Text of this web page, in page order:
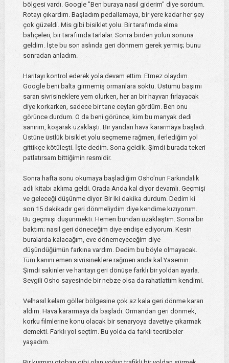
bölgesi vardı. Google "Ben buraya nasıl giderim" diye sordum.
Rotayı çıkardım. Başladım pedallamaya, bir yere kadar her şey
çok güzeldi. Mis gibi bisiklet yolu. Bir tarafımda elma
bahçeleri, bir tarafımda tarlalar. Sonra birden yolun sonuna
geldim. İşte bu son aslında geri dönmem gerek yermiş; bunu
sonradan anladım.
Haritayı kontrol ederek yola devam ettim. Etmez olaydım.
Google beni balta girmemiş ormanlara soktu. Üstümü başımı
saran sivrisineklere yem olurken, her an bir hayvan fırlayacak
diye korkarken, sadece bir tane ceylan gördüm. Ben onu
görünce durdum. O da beni görünce, kim bu manyak dedi
sanırım, koşarak uzaklaştı. Bir yandan hava kararmaya başladı.
Üstüne üstlük bisiklet yolu seçmeme rağmen, ilerlediğim yol
gittikçe kötüleşti. İşte dedim. Sona geldik. Şimdi burada tekeri
patlatırsam bittiğimin resmidir.
Sonra hafta sonu okumaya başladığım Osho'nun Farkındalık
adlı kitabı aklıma geldi. Orada Anda kal diyor devamlı. Geçmişi
ve geleceği düşünme diyor. Bir iki dakika durdum. Dedim ki
son 15 dakikadır geri dönmeliydim diye kendime kızıyorum.
Bu geçmişi düşünmekti. Hemen bundan uzaklaştım. Sonra bir
baktım; nasıl geri döneceğim diye endişe ediyorum. Kesin
buralarda kalacağım, eve dönemeyeceğim diye
düşündüğümün farkına vardım. Dedim bu böyle olmayacak.
Tüm kanını emen sivrisineklere rağmen anda kal Yasemin.
Şimdi sakinler ve haritayı geri dönüşe farklı bir yoldan ayarla.
Sevgili Osho sayesinde bir nebze olsa da rahatlattım kendimi.
Velhasıl kelam göller bölgesine çok az kala geri dönme kararı
aldım. Hava kararmaya da başladı. Ormandan geri dönmek,
korku filmlerine konu olacak bir senaryoya davetiye çıkarmak
demekti. Farklı yol seçtim. Bu yolda da farklı tecrübeler
yaşadım.